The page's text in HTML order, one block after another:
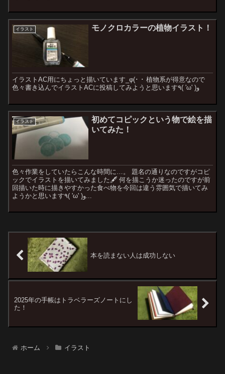
イラスト モノクロカラーの植物イラスト！
イラストAC用にちょっと描いています_φ(･ ･ 植物系が得意なので
色々書き込んでイラストACに投稿してみようと思います٩( 'ω' )و
イラスト
初めてコピックという物で絵を描
いてみた！
色々作業をしていたらこんな時間に…。 題名の通りなのですがコピ
ックでイラストを描いてみました🖋 何を描こうか迷ったのですが前
回描いた時に描きやすかった食べ物を今回は違う雰囲気で描いてみ
本を読まない人は成功しない
2025年の手帳はトラベラーズノートにし
た！
ホーム イラスト